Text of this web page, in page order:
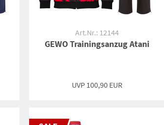
Art.Nr.: 12144
GEWO Trainingsanzug Atani
UVP 100,90 EUR